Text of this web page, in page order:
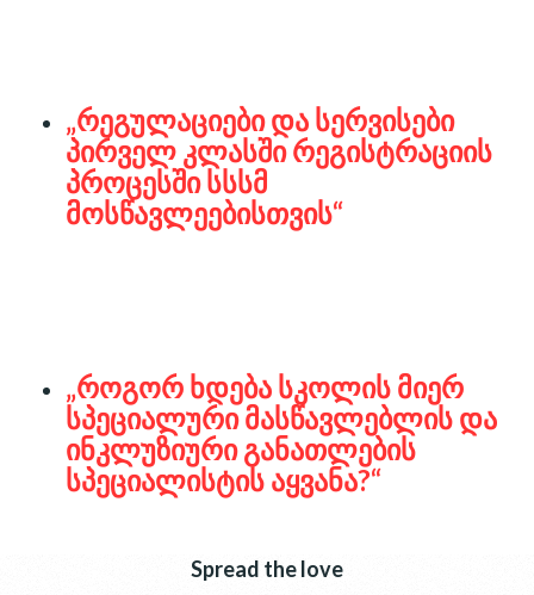
„რეგულაციები და სერვისები
პირველ კლასში რეგისტრაციის
პროცესში სსსმ
მოსწავლეებისთვის“
„როგორ ხდება სკოლის მიერ
სპეციალური მასწავლებლის და
ინკლუზიური განათლების
სპეციალისტის აყვანა?“
Spread the love